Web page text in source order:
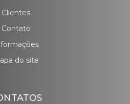
Clientes
Contato
do site